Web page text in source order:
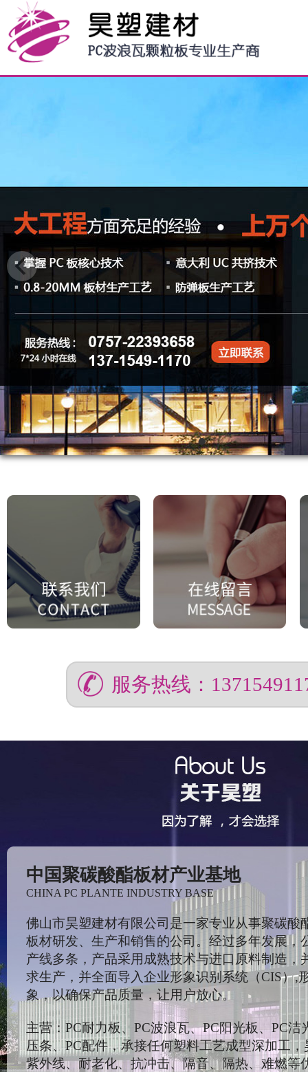
服务热线：
中国聚碳酸酯板材产业基地
CHINA PC PLANTE INDUSTRY BASE
佛山市昊塑建材有限公司是一家专业从事聚碳酸
板材研发、生产和销售的公司。经过多年发展，
产线多条，产品采用成熟技术与进口原料制造，
求生产，并全面导入企业形象识别系统（CIS）,
象，以确保产品质量，让用户放心。
主营：PC耐力板、PC波浪瓦、PC阳光板、PC洁
压条、PC配件，承接任何塑料工艺成型深加工
紫外线、耐老化、抗冲击、隔音、隔热、难燃等